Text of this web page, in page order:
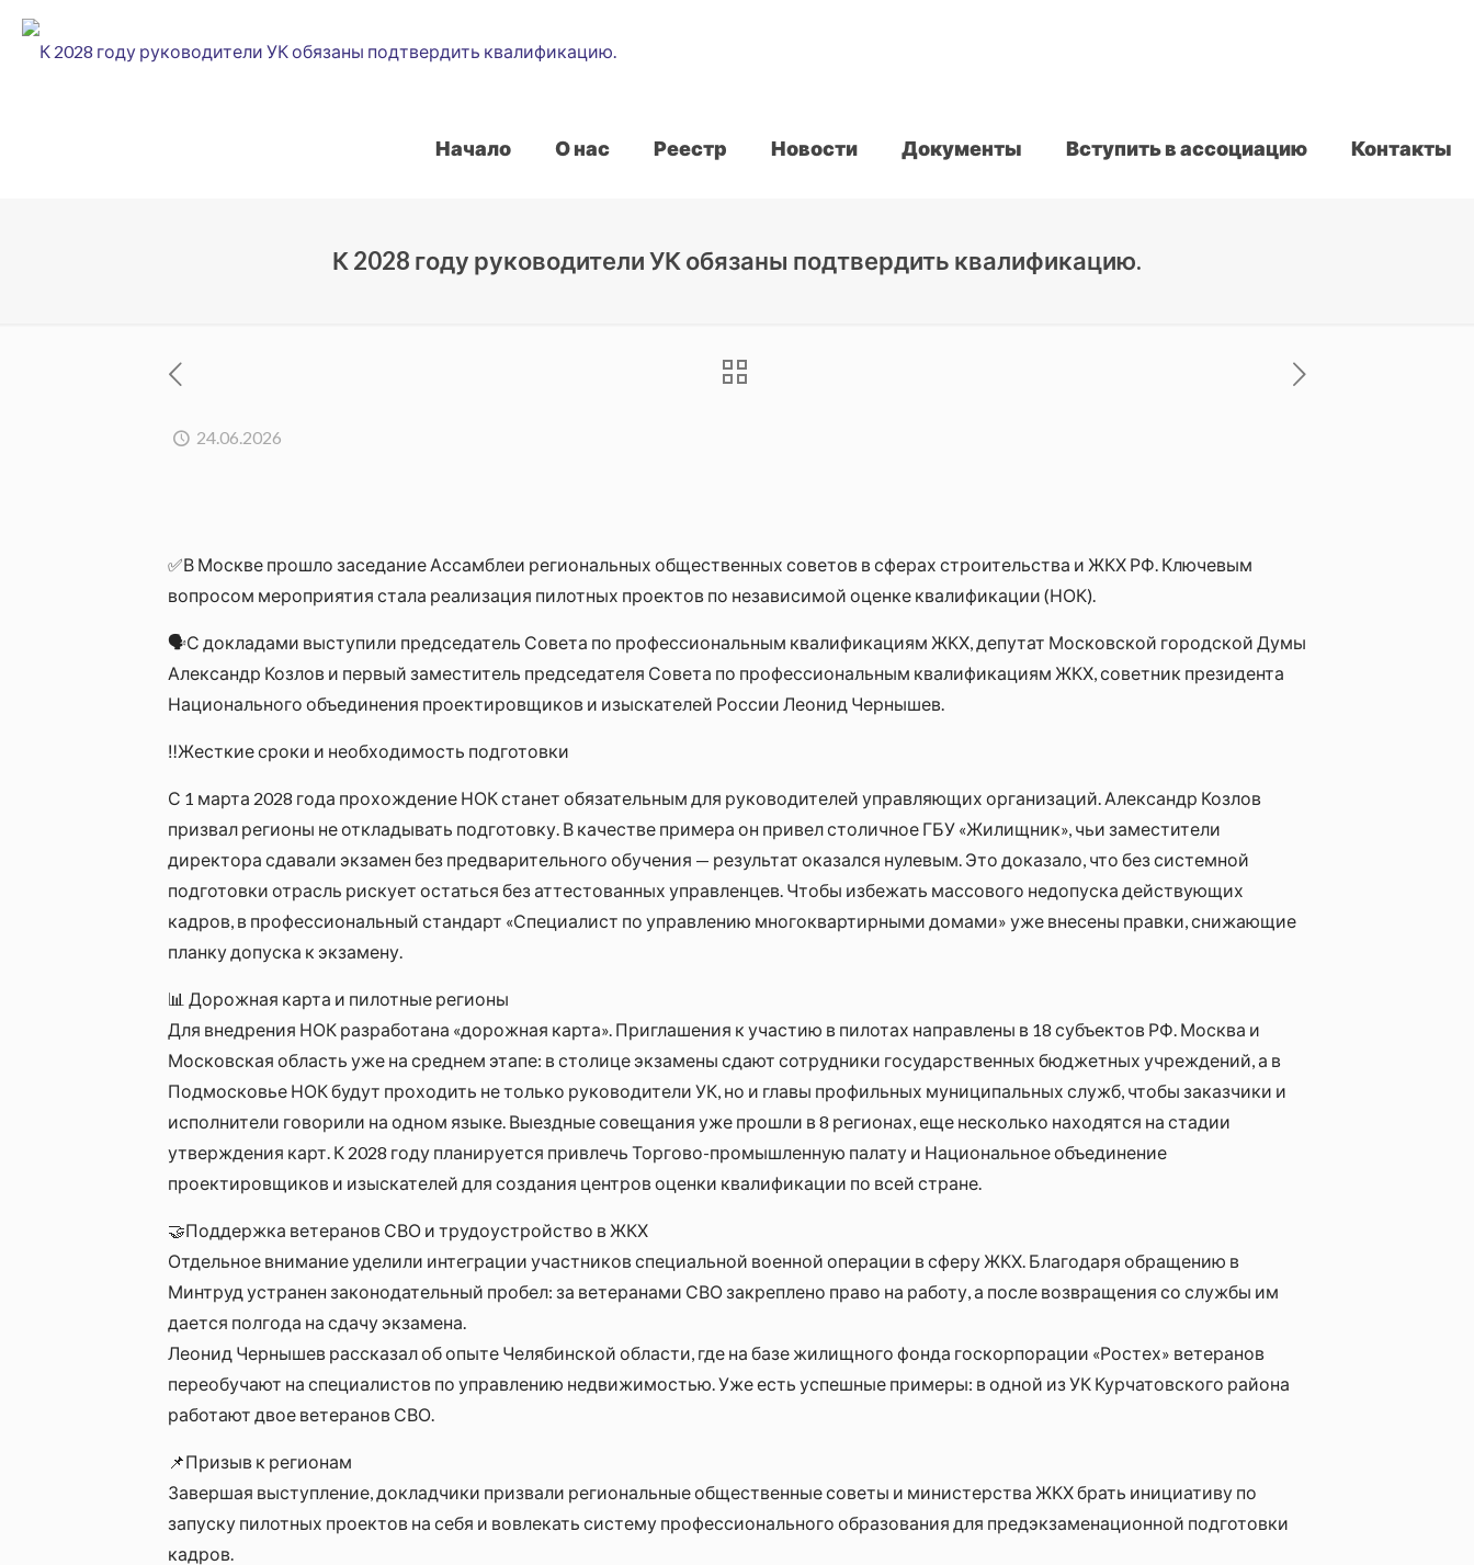
Начало О нас Реестр Новости Документы Вступить в ассоциацию Контакты
К 2028 году руководители УК обязаны подтвердить квалификацию.
24.06.2026
✅В Москве прошло заседание Ассамблеи региональных общественных советов в сферах строительства и ЖКХ РФ. Ключевым
вопросом мероприятия стала реализация пилотных проектов по независимой оценке квалификации (НОК).
🗣С докладами выступили председатель Совета по профессиональным квалификациям ЖКХ, депутат Московской городской Думы
Александр Козлов и первый заместитель председателя Совета по профессиональным квалификациям ЖКХ, советник президента
Национального объединения проектировщиков и изыскателей России Леонид Чернышев.
‼Жесткие сроки и необходимость подготовки
С 1 марта 2028 года прохождение НОК станет обязательным для руководителей управляющих организаций. Александр Козлов
призвал регионы не откладывать подготовку. В качестве примера он привел столичное ГБУ «Жилищник», чьи заместители
директора сдавали экзамен без предварительного обучения — результат оказался нулевым. Это доказало, что без системной
подготовки отрасль рискует остаться без аттестованных управленцев. Чтобы избежать массового недопуска действующих
кадров, в профессиональный стандарт «Специалист по управлению многоквартирными домами» уже внесены правки, снижающие
планку допуска к экзамену.
📊 Дорожная карта и пилотные регионы
Для внедрения НОК разработана «дорожная карта». Приглашения к участию в пилотах направлены в 18 субъектов РФ. Москва и
Московская область уже на среднем этапе: в столице экзамены сдают сотрудники государственных бюджетных учреждений, а в
Подмосковье НОК будут проходить не только руководители УК, но и главы профильных муниципальных служб, чтобы заказчики и
исполнители говорили на одном языке. Выездные совещания уже прошли в 8 регионах, еще несколько находятся на стадии
утверждения карт. К 2028 году планируется привлечь Торгово-промышленную палату и Национальное объединение
проектировщиков и изыскателей для создания центров оценки квалификации по всей стране.
🤝Поддержка ветеранов СВО и трудоустройство в ЖКХ
Отдельное внимание уделили интеграции участников специальной военной операции в сферу ЖКХ. Благодаря обращению в
Минтруд устранен законодательный пробел: за ветеранами СВО закреплено право на работу, а после возвращения со службы им
дается полгода на сдачу экзамена.
Леонид Чернышев рассказал об опыте Челябинской области, где на базе жилищного фонда госкорпорации «Ростех» ветеранов
переобучают на специалистов по управлению недвижимостью. Уже есть успешные примеры: в одной из УК Курчатовского района
работают двое ветеранов СВО.
📌Призыв к регионам
Завершая выступление, докладчики призвали региональные общественные советы и министерства ЖКХ брать инициативу по
запуску пилотных проектов на себя и вовлекать систему профессионального образования для предэкзаменационной подготовки
кадров.